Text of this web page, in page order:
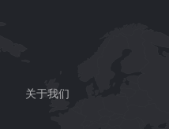
关于我们